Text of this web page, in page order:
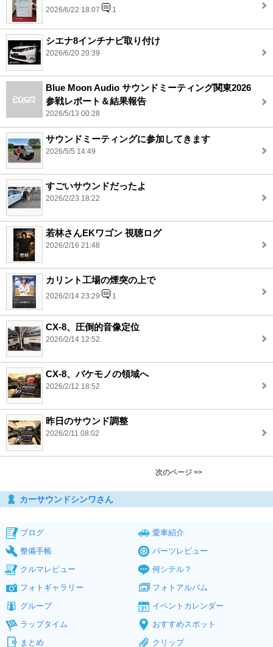
2026/6/22 18:07 1
シエナ8インチナビ取り付け
2026/6/20 20:39
Blue Moon Audio サウンドミーティング関東2026
参戦レポート＆結果報告
2026/5/13 00:28
サウンドミーティングに参加してきます
2026/5/5 14:49
すごいサウンドだったよ
2026/2/23 18:22
若林さんEKワゴン 視聴ログ
2026/2/16 21:48
カリント工場の煙突の上で
2026/2/14 23:29 1
CX-8、圧倒的音像定位
2026/2/14 12:52
CX-8、バケモノの領域へ
2026/2/12 18:52
昨日のサウンド調整
2026/2/11 08:02
次のページ >>
カーサウンドシンワさん
ブログ
愛車紹介
整備手帳
パーツレビュー
クルマレビュー
何シテル？
フォトギャラリー
フォトアルバム
グループ
イベントカレンダー
ラップタイム
おすすめスポット
まとめ
クリップ